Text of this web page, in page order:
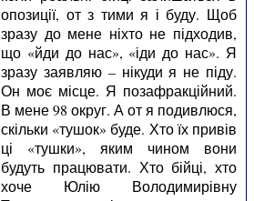
опозиції, от з тими я і буду. Щоб
зразу до мене ніхто не підходив,
що «йди до нас», «іди до нас». Я
зразу заявляю – нікуди я не піду.
Он моє місце. Я позафракційний.
В мене 98 округ. А от я подивлюся,
скільки «тушок» буде. Хто їх привів
ці «тушки», яким чином вони
будуть працювати. Хто бійці, хто
хоче Юлію Володимирівну